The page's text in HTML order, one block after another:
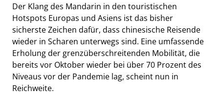
Der Klang des Mandarin in den touristischen
Hotspots Europas und Asiens ist das bisher
sicherste Zeichen dafür, dass chinesische Reisende
wieder in Scharen unterwegs sind. Eine umfassende
Erholung der grenzüberschreitenden Mobilität, die
bereits vor Oktober wieder bei über 70 Prozent des
Niveaus vor der Pandemie lag, scheint nun in
Reichweite.